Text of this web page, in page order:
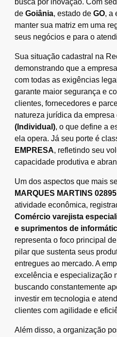
busca por inovação. Com
de Goiânia, estado de GO, a
manter sua matriz em uma
seus negócios e para o
Sua situação cadastral na
demonstrando que a
com todas as exigências
garante maior segurança e
clientes, fornecedores e
natureza jurídica da empresa
(Individual), o que define a
ela opera. Já seu porte é
EMPRESA, refletindo seu
capacidade produtiva e
Um dos aspectos que mais
MARQUES MARTINS
atividade econômica,
Comércio varejista
e suprimentos de
representa o foco principal
pilar que sustenta seus
entregues ao mercado. A
excelência e especialização
buscando constantemente
investir em tecnologia e
clientes com agilidade e
Além disso, a organização